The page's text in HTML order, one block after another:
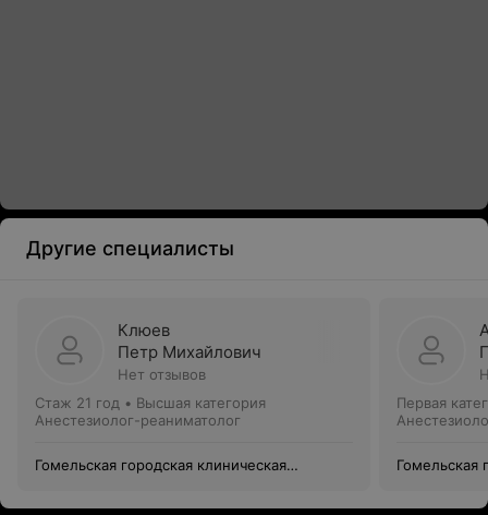
Другие специалисты
Клюев
Петр Михайлович
Нет отзывов
Стаж 21 год • Высшая категория
Анестезиолог-реаниматолог
Гомельская городская клиническая
Первая
Гомельская